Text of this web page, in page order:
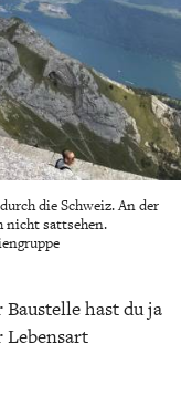
die Schweiz. An der
nicht sattsehen.
hast du ja
Lebensart